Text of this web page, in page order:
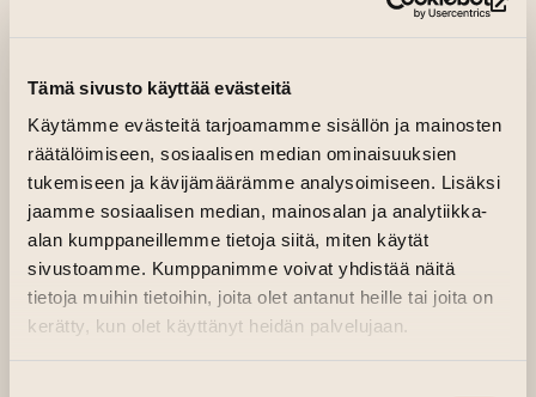
Tämä sivusto käyttää evästeitä
Käytämme evästeitä tarjoamamme sisällön ja mainosten
räätälöimiseen, sosiaalisen median ominaisuuksien
tukemiseen ja kävijämäärämme analysoimiseen. Lisäksi
jaamme sosiaalisen median, mainosalan ja analytiikka-
alan kumppaneillemme tietoja siitä, miten käytät
sivustoamme. Kumppanimme voivat yhdistää näitä
tietoja muihin tietoihin, joita olet antanut heille tai joita on
kerätty, kun olet käyttänyt heidän palvelujaan.